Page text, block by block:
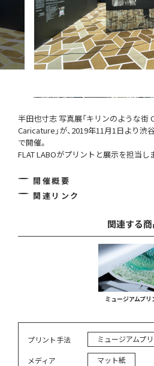
半田也寸志 写真展「キリンのような
Caricature」が、2019年11月1日より
で開催。
FLAT LABOがプリントと展示を担当し
開催概要
関連リンク
関連する商
ミュージアムプリ
プリント手法 ミュージアムプ
メディア マット紙